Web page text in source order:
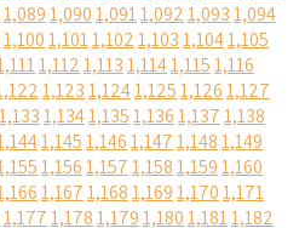
1,0891,0901,0911,0921,0931,094
1,1001,1011,1021,1031,1041,105
1,1121,1131,1141,1151,116
1,1231,1241,1251,1261,127
1,1331,1341,1351,1361,1371,138
1,1451,1461,1471,1481,149
1,1561,1571,1581,1591,160
1,1671,1681,1691,1701,171
1,1771,1781,1791,1801,1811,182